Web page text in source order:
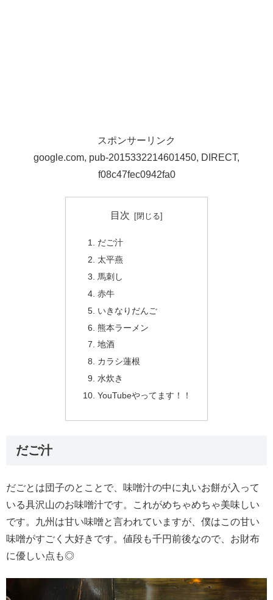
スポンサーリンク
google.com, pub-2015332214601450, DIRECT,
f08c47fec0942fa0
目次
だご汁
太平燕
馬刺し
赤牛
いきなりだんご
熊本ラーメン
地酒
カラシ蓮根
水炊き
YouTubeやってます！！
だご汁
だごとは団子のとことで、味噌汁の中に丸いお餅が入って
いる具沢山のお味噌汁です。これがめちゃめちゃ美味しい
です。九州は甘い味噌と言われていますが、僕はこの甘い
味噌がすごく大好きです。値段も千円前後なので、お財布
に優しい点も◎